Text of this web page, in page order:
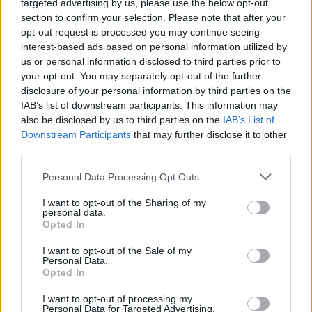
targeted advertising by us, please use the below opt-out
section to confirm your selection. Please note that after your
opt-out request is processed you may continue seeing
interest-based ads based on personal information utilized by
us or personal information disclosed to third parties prior to
your opt-out. You may separately opt-out of the further
disclosure of your personal information by third parties on the
IAB’s list of downstream participants. This information may
also be disclosed by us to third parties on the IAB’s List of
Downstream Participants that may further disclose it to other
Personal Data Processing Opt Outs
I want to opt-out of the Sharing of my
personal data.
Opted In
I want to opt-out of the Sale of my
Personal Data.
Opted In
I want to opt-out of processing my
Personal Data for Targeted Advertising.
Επιλέξτε ένα ηλεκτρονικό καζίνο με την υψηλότερη
αξιολόγηση 2026.Είναι εξαιρετικά απίθανο να επισκεφθείτε
οποιοδήποτε καζίνο και να μην συναντήσετε τουλάχιστον ένα
ασιατικό κουλοχέρη, συμπεριλαμβανομένων δωρεάν περιστροφών.
κουλοχερηδες δωρεαν ονλαιν
καζινο καλυτερα με αδεια
καλυτερο Live Casino ελλαδα
κουλοχερηδες με λεφτα για κινητο
διασκεδαστικά. Όταν μπαίνετε σε ένα καζίνο, τότε θα κερδίσει
συγκεντρώσει τα κορυφαία 5 κουλοχέρηδες 2023 για εσάς. Δεν
προσφέρουμε μόνο Μπόνους καλωσορίσματος-την πεποίθησή μας
ότι η επιβράβευση πιστών παικτών είναι εξίσου σημαντική, αλλά πιο
οι δωρεάν κουλοχέρηδες φρουτάκια καζίνο για χρήματα είναι μια
εξαιρετική επιλογή για όσους θέλουν να απολαύσουν τα αγαπημένα
τους παιχνίδια καζίνο χωρίς να χρειάζεται να επενδύσουν
πραγματικά χρήματα.